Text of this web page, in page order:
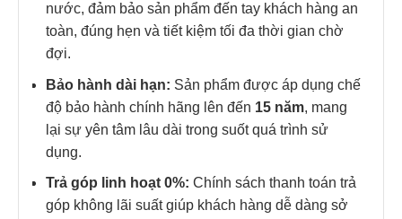
nước, đảm bảo sản phẩm đến tay khách hàng an
toàn, đúng hẹn và tiết kiệm tối đa thời gian chờ
đợi.
Bảo hành dài hạn: Sản phẩm được áp dụng chế
độ bảo hành chính hãng lên đến 15 năm, mang
lại sự yên tâm lâu dài trong suốt quá trình sử
dụng.
Trả góp linh hoạt 0%: Chính sách thanh toán trả
góp không lãi suất giúp khách hàng dễ dàng sở